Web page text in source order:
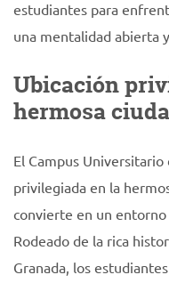
estudiantes para
una mentalidad abierta
Ubicación
hermosa
El Campus
privilegiada en la
convierte en un entorno
Rodeado de la rica
Granada, los